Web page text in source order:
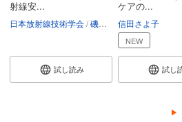
射線安...
日本放射線技術学会 磯辺智範 清水秀雄
試し読み
ケアの...
信田さよ子
NEW
試し